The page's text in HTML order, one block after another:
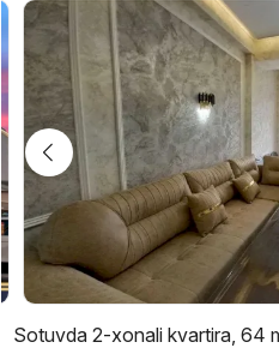
Sotuvda 2-xonali kvartira, 64